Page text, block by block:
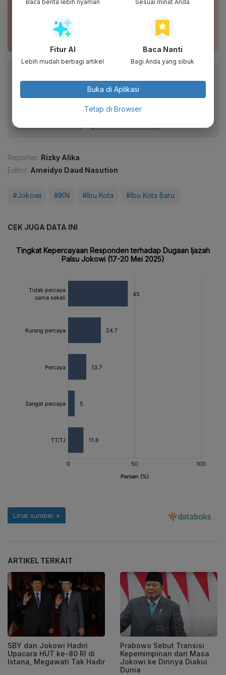
IKN Dirancang Jadi 10 Kota Paling Layak Huni di
Dunia, Kemiskinan 0%
Dapatkan pengalaman membaca lebih nyaman dan nikmati
fitur menarik lainnya lewat aplikasi mobile Katadata.
Reporter: Rizky Alika
Editor: Ameidyo Daud Nasution
#Jokowi #IKN #Ibu Kota #Ibu Kota Baru
CEK JUGA DATA INI
ARTIKEL TERKAIT
SBY dan Jokowi Hadiri
Upacara HUT ke-80 RI di
Istana, Megawati Tak Hadir
Prabowo Sebut Transisi
Kepemimpinan dari Masa
Jokowi ke Dirinya Diakui
Dunia
Baca berita lebih nyaman Sesuai minat Anda
Fitur AI
Lebih mudah berbagi artikel
Baca Nanti
Bagi Anda yang sibuk
Buka di Aplikasi
Tetap di Browser